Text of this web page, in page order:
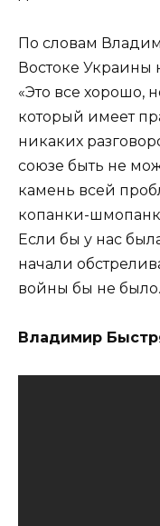
По словам
Востоке Украины
«Это все хорошо,
который имеет
никаких
союзе быть не
камень всей
копанки-
Если бы у нас
начали
войны бы не
Владимир